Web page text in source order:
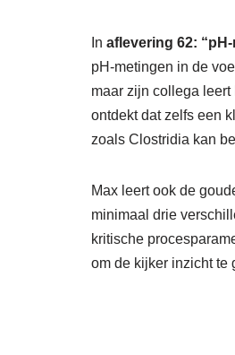
In aflevering 62:
pH-metingen in de
maar zijn collega
ontdekt dat zelfs een
zoals Clostridia kan
Max leert ook de
minimaal drie
kritische
om de kijker inzicht te